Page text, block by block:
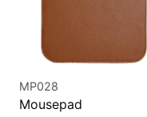
MP028
Mousepad